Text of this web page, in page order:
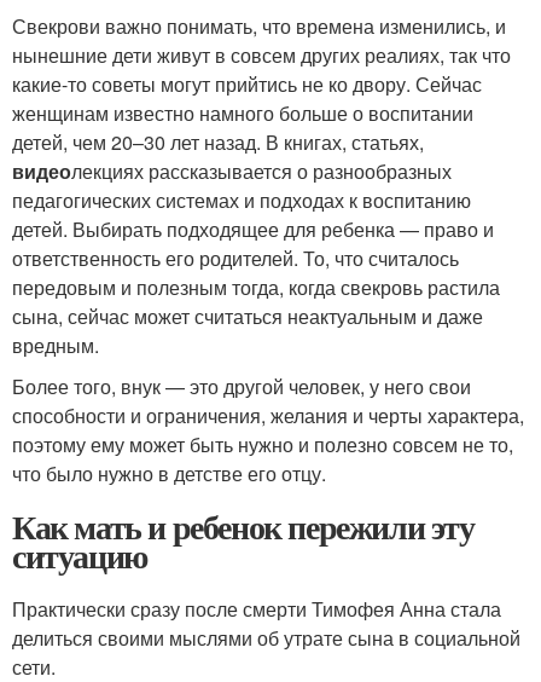
Свекрови важно понимать, что времена изменились, и
нынешние дети живут в совсем других реалиях, так что
какие-то советы могут прийтись не ко двору. Сейчас
женщинам известно намного больше о воспитании
детей, чем 20–30 лет назад. В книгах, статьях,
видеолекциях рассказывается о разнообразных
педагогических системах и подходах к воспитанию
детей. Выбирать подходящее для ребенка — право и
ответственность его родителей. То, что считалось
передовым и полезным тогда, когда свекровь растила
сына, сейчас может считаться неактуальным и даже
вредным.
Более того, внук — это другой человек, у него свои
способности и ограничения, желания и черты характера,
поэтому ему может быть нужно и полезно совсем не то,
что было нужно в детстве его отцу.
Как мать и ребенок пережили эту
ситуацию
Практически сразу после смерти Тимофея Анна стала
делиться своими мыслями об утрате сына в социальной
сети.